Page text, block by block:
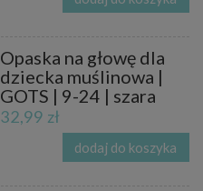
Opaska na głowę dla
dziecka muślinowa |
GOTS | 9-24 | szara
32,99 zł
dodaj do koszyka